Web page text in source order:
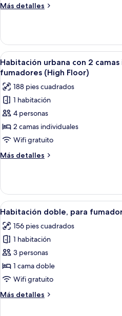
individuales,
fumadores
(SANSUI
Suite)
Más detalles
Más
Premier
con
2
camas
para
no
fumadores
(SANSUI
Suite)
Abrir
todas
las
fotos
de
Habitación
urbana
con
2
camas
para
no
fumadores
(High
Floor)
8
Habitación urbana con 2
fumadores (High Floor)
188 pies cuadrados
1 habitación
4 personas
2 camas individuales
Wifi gratuito
Más detalles
Más
urbana
con
2
individuales,
para
no
fumadores
(High
Floor)
Abrir
todas
las
fotos
de
Habitación
doble,
fumadores
11
Habitación doble, para
156 pies cuadrados
1 habitación
3 personas
1 cama doble
Wifi gratuito
Más detalles
Más